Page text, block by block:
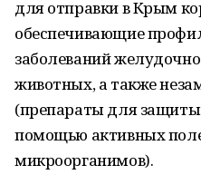
для отправки в Крым
обеспечивающие
заболеваний
животных, а также
(препараты для защиты
помощью активных
микроорганимов).